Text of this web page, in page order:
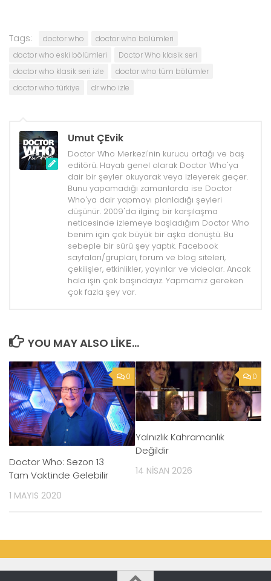
Tags: doctor who
doctor who bölümleri
doctor who eski bölümleri
Doctor Who klasik seri
doctor who klasik seri izle
doctor who tüm bölümler
doctor who türkiye
dr who izle
Umut ÇEvik
Doctor Who Merkezi'nin kurucu ortağı ve baş
editörü. Hayatı genel olarak Doctor Who'ya
dair bir şeyler okuyarak veya izleyerek geçer.
Bunu yapamadığı zamanlarda ise Doctor
Who'ya dair yapmayı planladığı şeyleri
düşünür. 2009'da ilginç bir karşılaşma
neticesinde izlemeye başladığım Doctor Who
benim için çok büyük bir aşka dönüştü. Bu
sebeple bir sürü şey yaptık. Facebook
sayfaları/grupları, forum ve blog siteleri,
çekilişler, etkinlikler, yayınlar ve videolar. Ancak
hala işin çok başındayız. Yapmamız gereken
çok fazla şey var.
YOU MAY ALSO LIKE...
0
Doctor Who: Sezon 13
Tam Vaktinde Gelebilir
1 MAYIS 2020
0
Yalnızlık Kahramanlık
Değildir
14 NISAN 2026